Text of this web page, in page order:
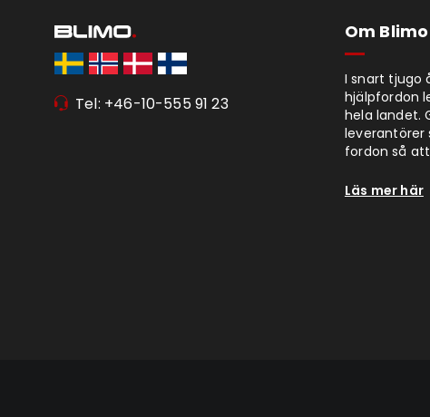
Tel: +46-10-555 91 23
Om Blimo
I snart tjugo
hjälpfordon
hela landet.
leverantörer
fordon så
Läs mer här